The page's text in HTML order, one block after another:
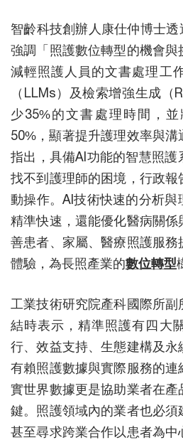
智齡科技創辦人康仕仲博士透
強調「照護數位轉型的機會
減輕照護人員的文書處理工
（LLMs）及檢索增強生成（
少35%的文書處理時間，
50%，顯著提升護理效率與
指出，具備AI功能的智慧照
找不到護理師的困境，行政
動操作。AI技術快速的分析
精準快速，還能優化醫病關
善患者、家屬、醫療照護服
體驗，為長照產業的數位轉型
工業技術研究院產科國際所
結時表示，精準照護有四大
行、效益支持、生態建構及
有賴照護數據與實際服務的
實世界數據更是協助業者在
鍵。照護領域內的業者也必須
甚至尋求跨業合作以患者為